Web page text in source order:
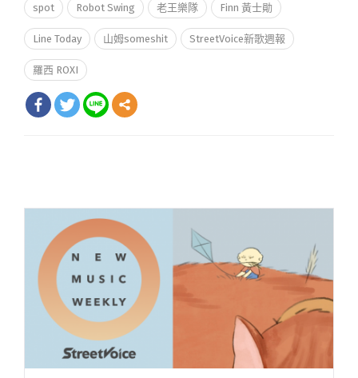
spot Robot Swing 老王樂隊 Finn 黃士勛
Line Today 山姆someshit StreetVoice新歌週報
羅西 ROXI